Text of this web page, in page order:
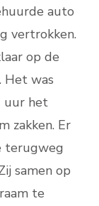
auto
vertrokken.
op de
Het was
uur het
zakken. Er
terugweg
samen op
te